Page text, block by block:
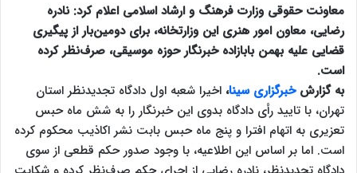
معاونت حقوقی وزارت فرهنگ و ارشاد اسلامی اعلام کرد: نادره
رضایی، معاون امور هنری این وزارتخانه، برای دومین‌بار از پیگیری
قضایی علیه بهمن بابازاده خبرنگار حوزه موسیقی، صرف‌نظر کرده
است.
به گزارشخبرگزاری سینا، اخیرا شعبه اول دادگاه تجدیدنظر استان
تهران، با تایید رأی دادگاه بدوی این خبرنگار را به شش ماه حبس
تعزیری به اتهام افترا و پنج ماه حبس بابت نشر اکاذیب محکوم کرده
است. اما بر اساس این اطلاعیه، با وجود صدور حکم قطعی از سوی